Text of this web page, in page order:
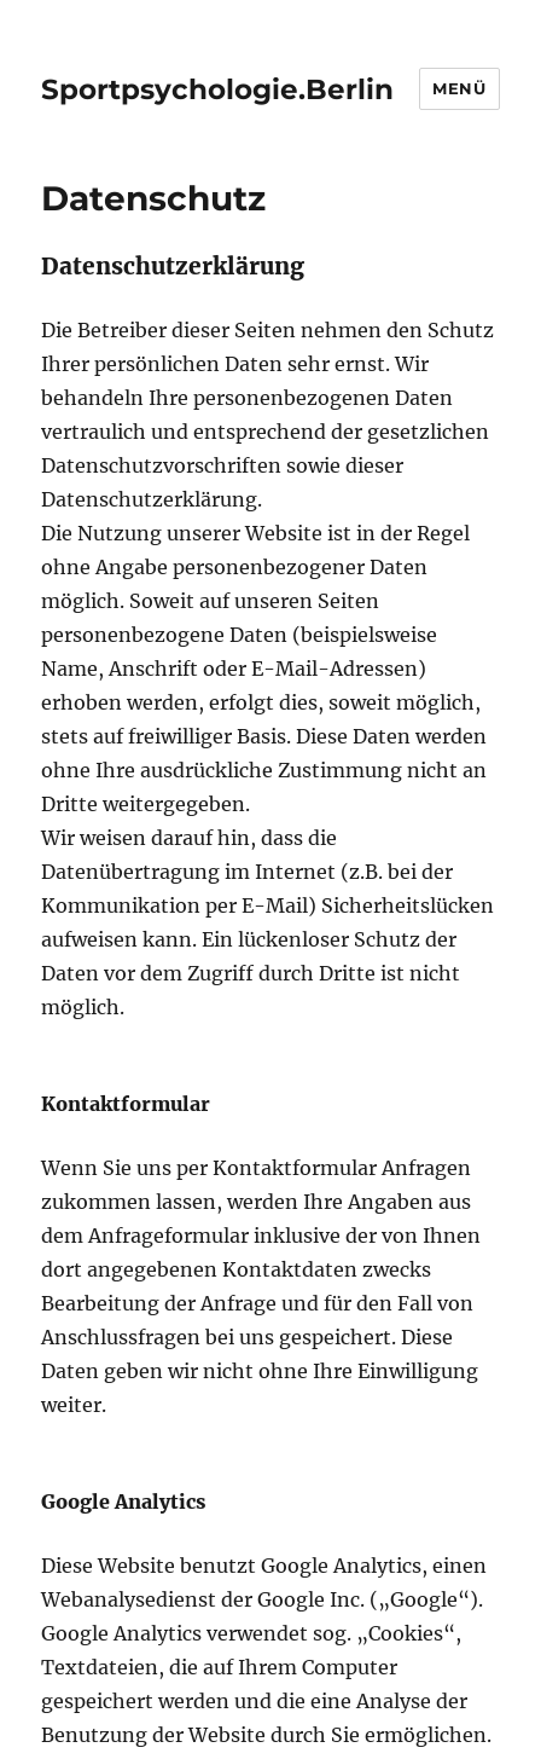
Sportpsychologie.Berlin MENÜ
Datenschutz
Datenschutzerklärung
Die Betreiber dieser Seiten nehmen den Schutz
Ihrer persönlichen Daten sehr ernst. Wir
behandeln Ihre personenbezogenen Daten
vertraulich und entsprechend der gesetzlichen
Datenschutzvorschriften sowie dieser
Datenschutzerklärung.
Die Nutzung unserer Website ist in der Regel
ohne Angabe personenbezogener Daten
möglich. Soweit auf unseren Seiten
personenbezogene Daten (beispielsweise
Name, Anschrift oder E-Mail-Adressen)
erhoben werden, erfolgt dies, soweit möglich,
stets auf freiwilliger Basis. Diese Daten werden
ohne Ihre ausdrückliche Zustimmung nicht an
Dritte weitergegeben.
Wir weisen darauf hin, dass die
Datenübertragung im Internet (z.B. bei der
Kommunikation per E-Mail) Sicherheitslücken
aufweisen kann. Ein lückenloser Schutz der
Daten vor dem Zugriff durch Dritte ist nicht
möglich.
Kontaktformular
Wenn Sie uns per Kontaktformular Anfragen
zukommen lassen, werden Ihre Angaben aus
dem Anfrageformular inklusive der von Ihnen
dort angegebenen Kontaktdaten zwecks
Bearbeitung der Anfrage und für den Fall von
Anschlussfragen bei uns gespeichert. Diese
Daten geben wir nicht ohne Ihre Einwilligung
weiter.
Google Analytics
Diese Website benutzt Google Analytics, einen
Webanalysedienst der Google Inc. („Google“).
Google Analytics verwendet sog. „Cookies“,
Textdateien, die auf Ihrem Computer
gespeichert werden und die eine Analyse der
Benutzung der Website durch Sie ermöglichen.